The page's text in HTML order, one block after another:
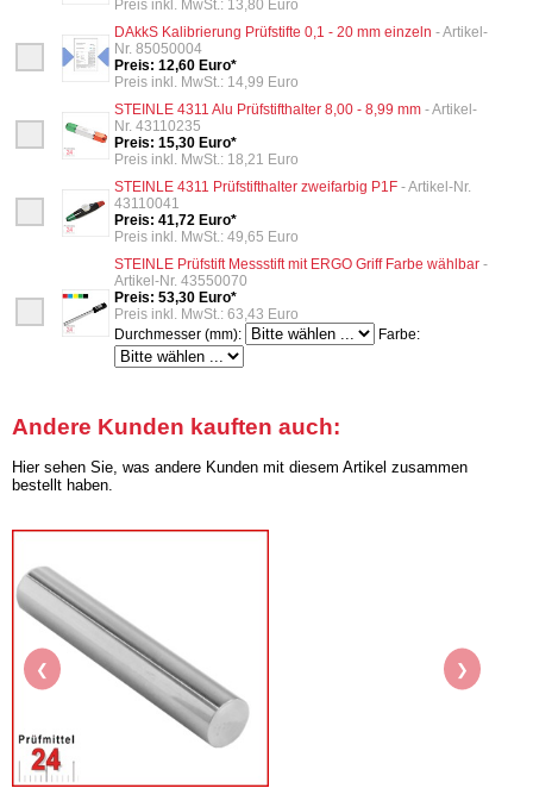
Preis inkl. MwSt.: 13,80 Euro
DAkkS Kalibrierung Prüfstifte 0,1 - 20 mm einzeln - Artikel-
Nr. 85050004
Preis: 12,60 Euro*
Preis inkl. MwSt.: 14,99 Euro
STEINLE 4311 Alu Prüfstifthalter 8,00 - 8,99 mm - Artikel-
Nr. 43110235
Preis: 15,30 Euro*
Preis inkl. MwSt.: 18,21 Euro
STEINLE 4311 Prüfstifthalter zweifarbig P1F - Artikel-Nr.
43110041
Preis: 41,72 Euro*
Preis inkl. MwSt.: 49,65 Euro
STEINLE Prüfstift Messstift mit ERGO Griff Farbe wählbar -
Artikel-Nr. 43550070
Preis: 53,30 Euro*
Preis inkl. MwSt.: 63,43 Euro
Durchmesser (mm):
Farbe:
Andere Kunden kauften auch:
Hier sehen Sie, was andere Kunden mit diesem Artikel zusammen
bestellt haben.
❮ ❯